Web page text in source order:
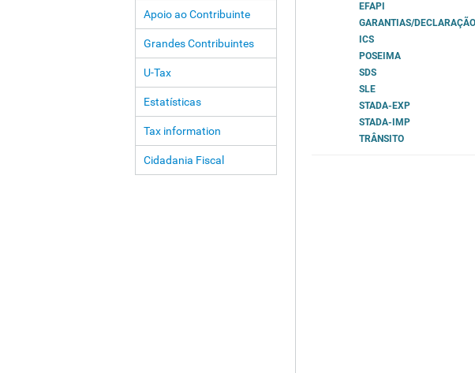
Apoio ao Contribuinte
Grandes Contribuintes
U-Tax
Estatísticas
Tax information
Cidadania Fiscal
EFAPI
GARANTIAS/
ICS
POSEIMA
SDS
SLE
STADA-EXP
STADA-IMP
TRÂNSITO